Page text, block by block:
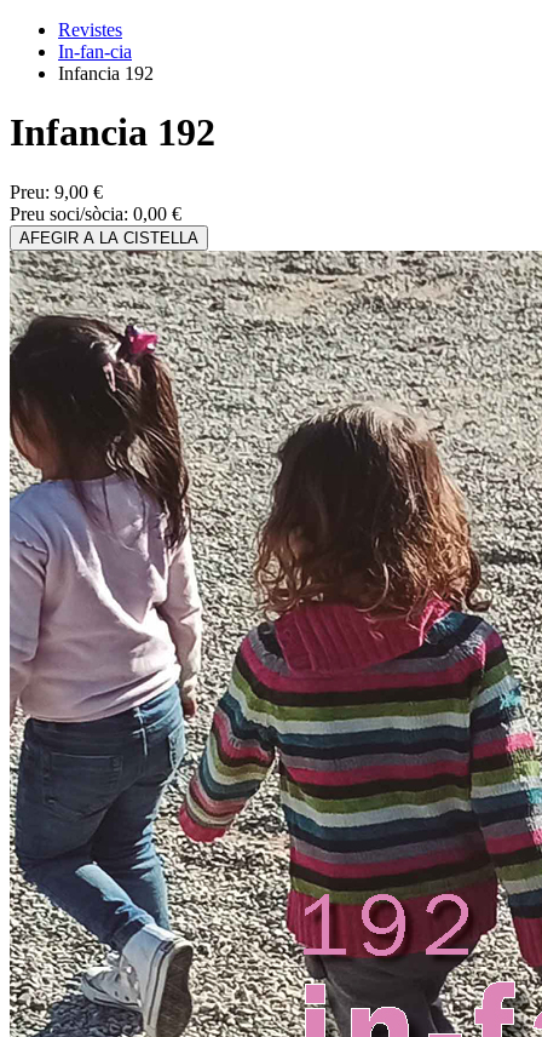
Revistes
In-fan-cia
Infancia 192
Infancia 192
Preu: 9,00 €
Preu soci/sòcia: 0,00 €
AFEGIR A LA CISTELLA